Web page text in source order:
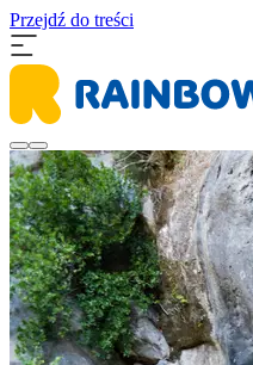
Przejdź do treści